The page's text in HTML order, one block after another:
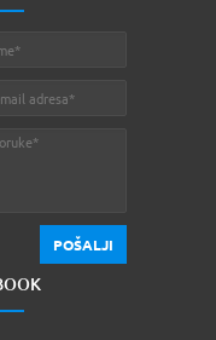
POŠALJI